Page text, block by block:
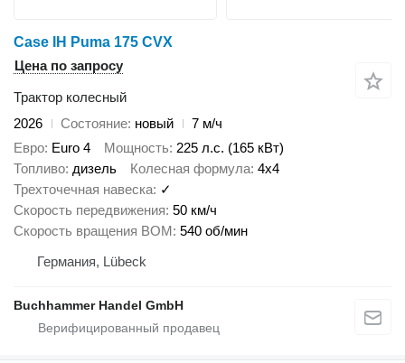
Case IH Puma 175 CVX
Цена по запросу
Трактор колесный
2026
Состояние новый
7 м/ч
Евро Euro 4 Мощность 225 л.с. (165 кВт)
Топливо дизель Колесная формула 4x4
Трехточечная навеска ✓
Скорость передвижения 50 км/ч
Скорость вращения ВОМ 540 об/мин
Германия, Lübeck
Buchhammer Handel GmbH